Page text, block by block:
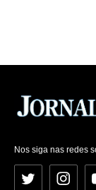
Nos siga nas redes
Twitter